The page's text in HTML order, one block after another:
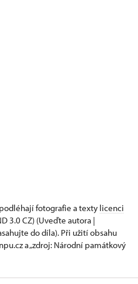
fotografie a texty licenci
3.0 CZ) (Uveďte autora |
do díla). Při užití obsahu
a „zdroj: Národní památkový